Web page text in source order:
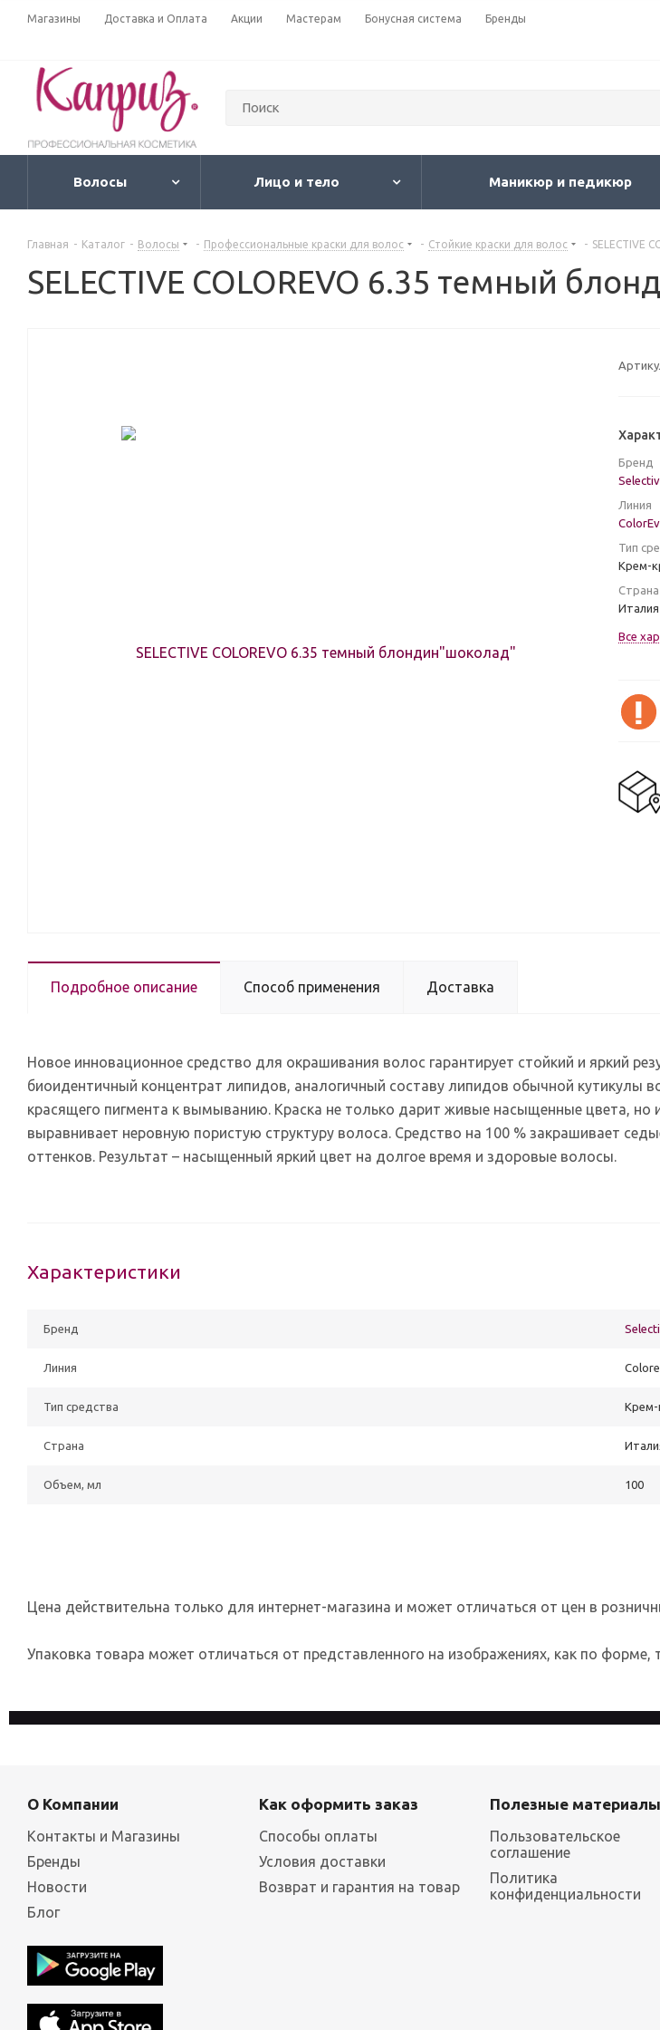
Магазины Доставка и Оплата Акции Мастерам Бонусная система Бренды
Волосы Лицо и тело Маникюр и педикюр
Главная - Каталог - Волосы - Профессиональные краски для волос - Стойкие краски для волос - SELECTIVE
SELECTIVE COLOREVO 6.35 темный
Бренд
Линия
Тип
Крем-
Страна
Италия
Все
Подробное описание Способ применения Доставка
Новое инновационное средство для окрашивания волос гарантирует стойкий и яркий
биоидентичный концентрат липидов, аналогичный составу липидов обычной кутикулы
красящего пигмента к вымыванию. Краска не только дарит живые насыщенные цвета,
выравнивает неровную пористую структуру волоса. Средство на 100 % закрашивает
оттенков. Результат – насыщенный яркий цвет на долгое время и здоровые волосы.
Характеристики
Бренд
Линия
Тип средства Крем-
Страна
Объем, мл 100
Цена действительна только для интернет-магазина и может отличаться от цен в
Упаковка товара может отличаться от представленного на изображениях, как по форме,
О Компании
Контакты и Магазины
Бренды
Новости
Блог
Как оформить заказ
Способы оплаты
Условия доставки
Возврат и гарантия на товар
Полезные материалы
Пользовательское
соглашение
Политика
конфиденциальности